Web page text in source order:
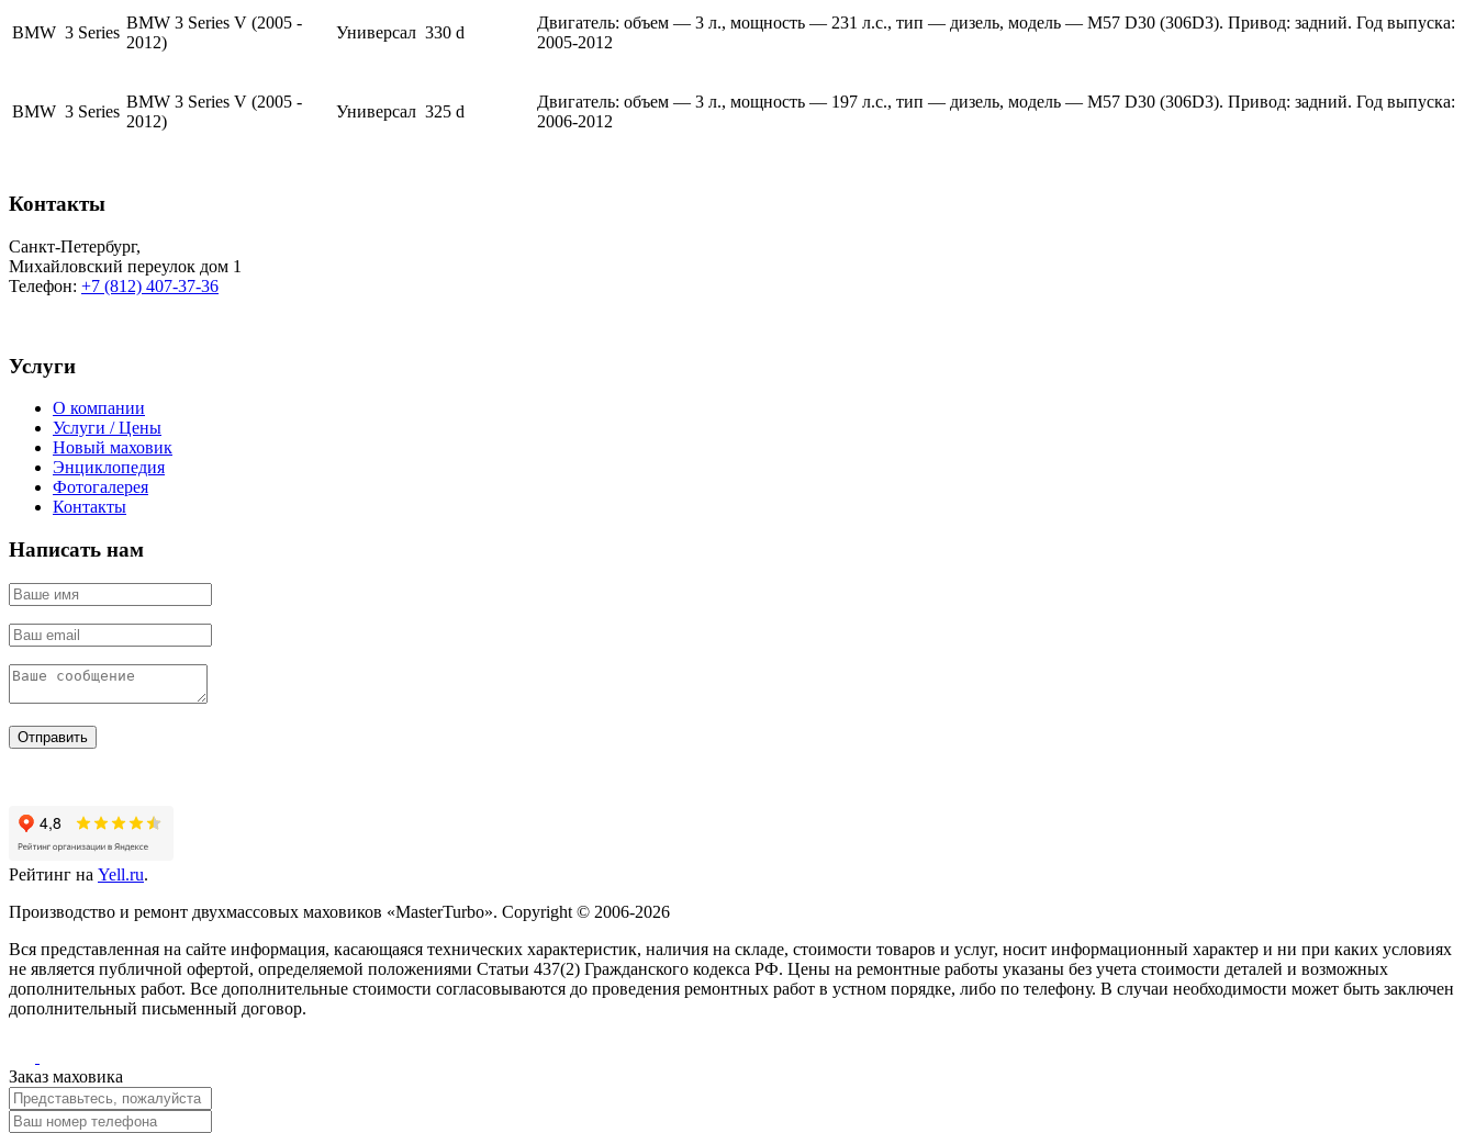
BMW 3 Series
BMW 3 Series V (2005 -
2012)
Универсал 330 d
Двигатель: объем — 3 л., мощность — 231 л.с., тип — дизель, модель — M57 D30 (306D3). Привод: задний. Год выпуска:
2005-2012
BMW 3 Series
BMW 3 Series V (2005 -
2012)
Универсал 325 d
Двигатель: объем — 3 л., мощность — 197 л.с., тип — дизель, модель — M57 D30 (306D3). Привод: задний. Год выпуска:
2006-2012
Контакты
Санкт-Петербург,
Михайловский переулок дом 1
Телефон: +7 (812) 407-37-36
Услуги
О компании
Услуги / Цены
Новый маховик
Энциклопедия
Фотогалерея
Контакты
Написать нам
Отправить
Рейтинг на Yell.ru.
Производство и ремонт двухмассовых маховиков «MasterTurbo». Copyright © 2006-2026
Вся представленная на сайте информация, касающаяся технических характеристик, наличия на складе, стоимости товаров и услуг, носит информационный характер и ни при каких условиях
не является публичной офертой, определяемой положениями Статьи 437(2) Гражданского кодекса РФ. Цены на ремонтные работы указаны без учета стоимости деталей и возможных
дополнительных работ. Все дополнительные стоимости согласовываются до проведения ремонтных работ в устном порядке, либо по телефону. В случаи необходимости может быть заключен
дополнительный письменный договор.
Заказ маховика